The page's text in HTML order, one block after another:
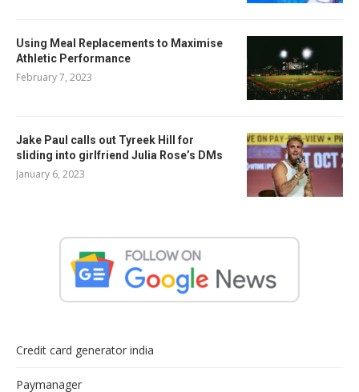
Using Meal Replacements to Maximise
Athletic Performance
February 7, 2023
Jake Paul calls out Tyreek Hill for
sliding into girlfriend Julia Rose’s DMs
January 6, 2023
Credit card generator india
Paymanager